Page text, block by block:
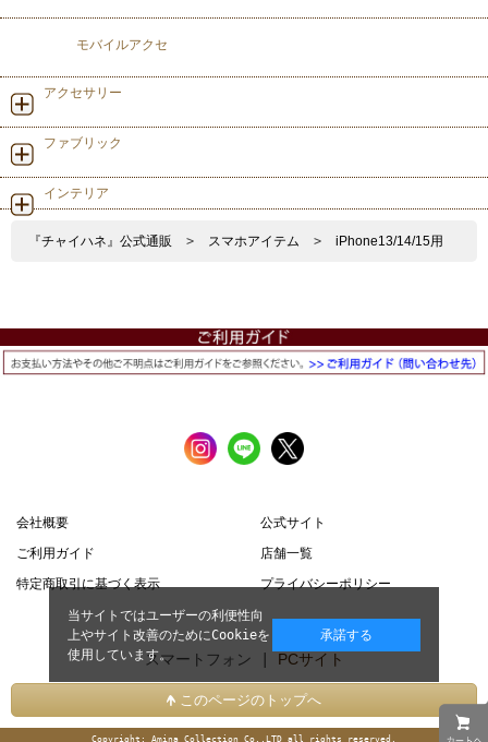
モバイルアクセ
アクセサリー
ファブリック
インテリア
『チャイハネ』公式通販 > スマホアイテム > iPhone13/14/15用
会社概要
公式サイト
ご利用ガイド
店舗一覧
特定商取引に基づく表示
プライバシーポリシー
スマートフォン | PCサイト
このページのトップへ
Copyright: Amina Collection Co.,LTD all rights reserved.
当サイトではユーザーの利便性向
上やサイト改善のためにCookieを
使用しています。
承諾する